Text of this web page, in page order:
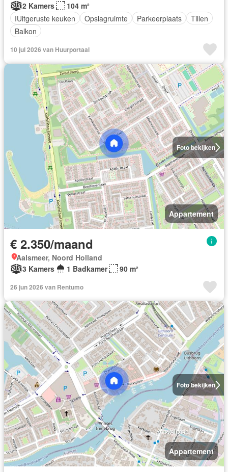
2 Kamers
104 m²
IUitgeruste keuken
Opslagruimte Parkeerplaats
Tillen
Balkon
10 jul 2026 van Huurportaal
Foto bekijken
Appartement
€ 2.350/maand
Aalsmeer, Noord Holland
3 Kamers
1 Badkamer 90 m²
26 jun 2026 van Rentumo
Foto bekijken
Appartement